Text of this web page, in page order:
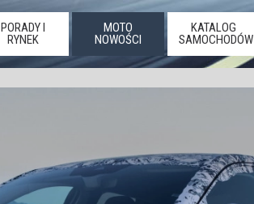
PORADY I
RYNEK
MOTO
NOWOŚCI
KATALOG
SAMOCHODÓW